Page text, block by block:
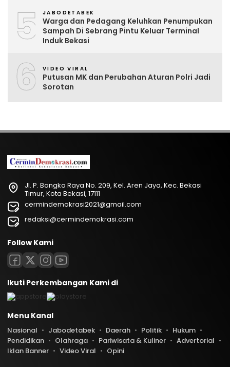
5 JABODETABEK
Warga dan Pedagang Keluhkan Penumpukan
Sampah Di Sebrang Pintu Keluar Terminal
Induk Bekasi
6 VIDEO VIRAL
Putusan MK dan Perubahan Aturan Polri Jadi
Sorotan
Jl. P. Bangka Raya No. 209, Kel. Aren Jaya, Kec. Bekasi
Timur, Kota Bekasi, 17111
cermindemokrasi2021@gmail.com
redaksi@cermindemokrasi.com
Follow Kami
Ikuti Perkembangan Kami di
Menu Kanal
Nasional Jabodetabek Daerah Politik
Hukum
Pendidikan
Olahraga Pariwisata & Kuliner
Advertorial
Iklan Banner
Video Viral Opini